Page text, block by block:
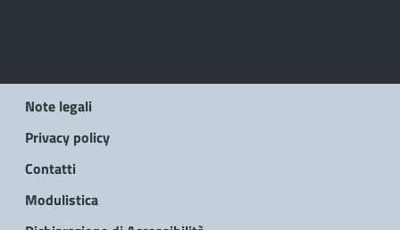
Note legali
Privacy policy
Contatti
Modulistica